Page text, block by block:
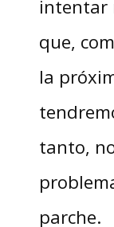
intentar
que,
la
tanto,
parche.